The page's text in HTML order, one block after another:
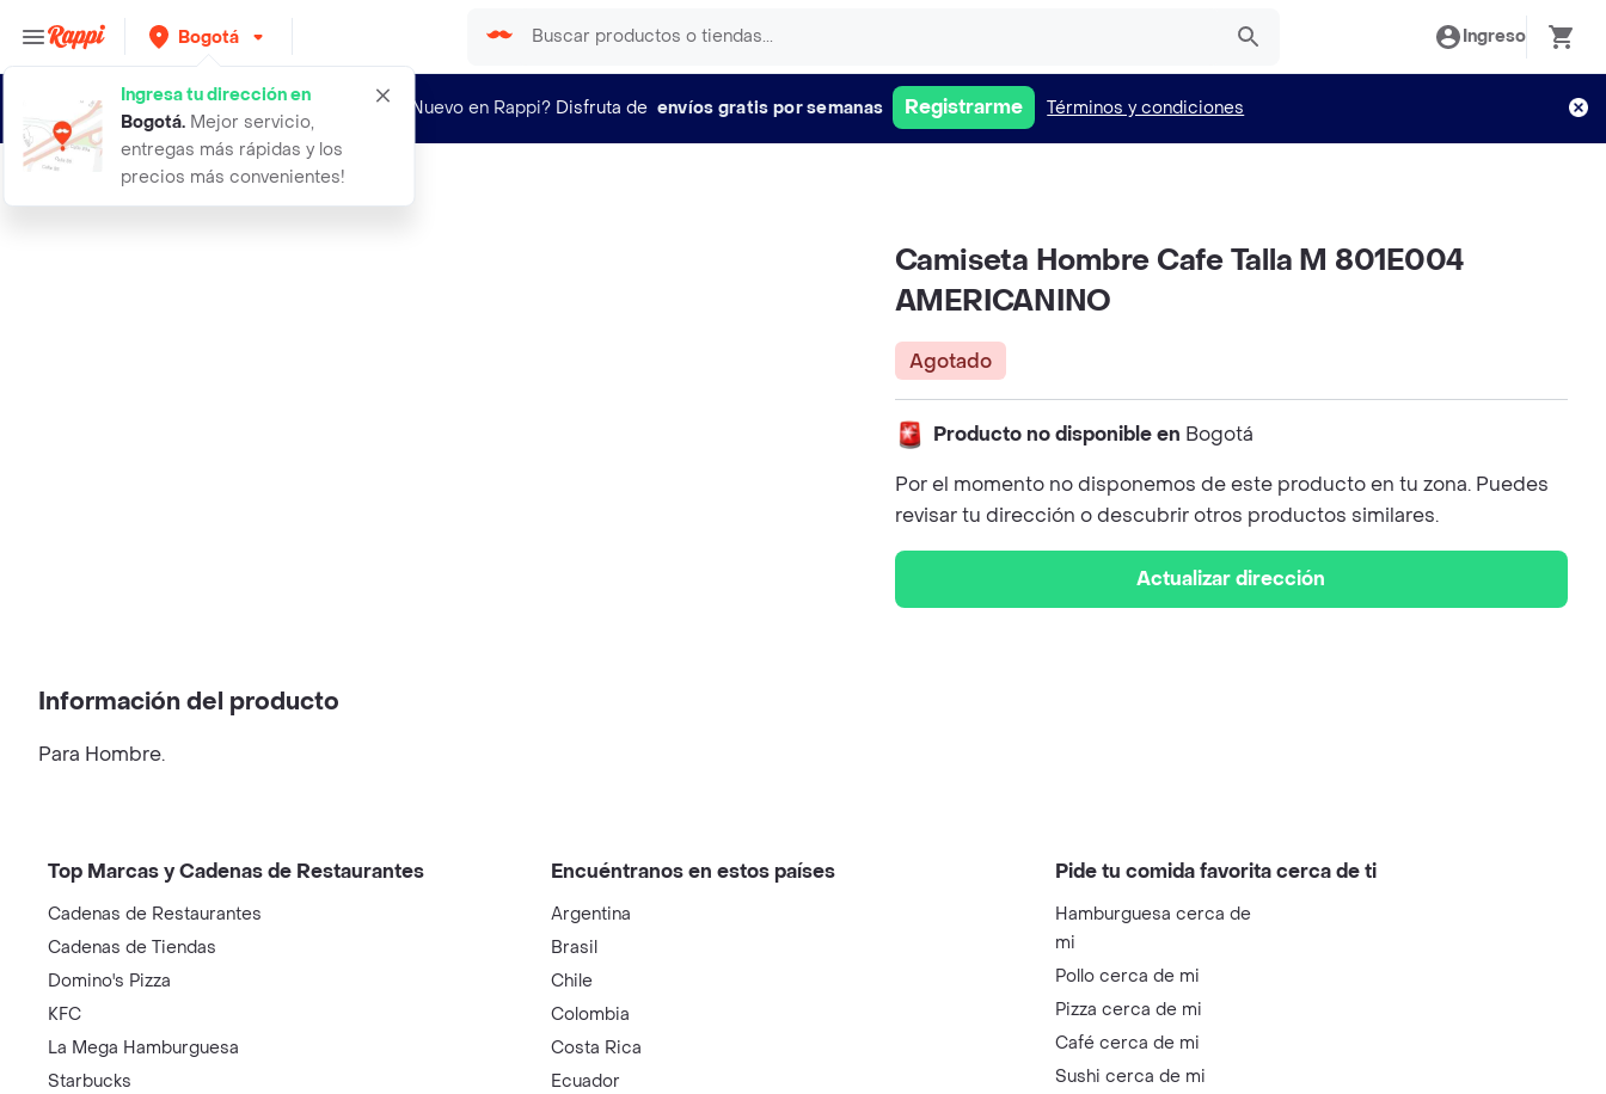
Bogotá
Ingresa tu dirección en
Bogotá. Mejor servicio,
entregas más rápidas y los
precios más convenientes!
Ingreso
¿Nuevo en Rappi? Disfruta de envíos gratis por semanas Registrarme Términos y condiciones
camiseta hombre cafe talla m 801e00
Camiseta Hombre Cafe Talla M 801E004
AMERICANINO
Agotado
Producto no disponible en Bogotá
Por el momento no disponemos de este producto en tu zona. Puedes
revisar tu dirección o descubrir otros productos similares.
Actualizar dirección
Información del producto
Para Hombre.
Top Marcas y Cadenas de Restaurantes
Cadenas de Restaurantes
Cadenas de Tiendas
Domino's Pizza
KFC
La Mega Hamburguesa
Starbucks
Encuéntranos en estos países
Argentina
Brasil
Chile
Colombia
Costa Rica
Ecuador
Pide tu comida favorita cerca de ti
Hamburguesa cerca de
mi
Pollo cerca de mi
Pizza cerca de mi
Café cerca de mi
Sushi cerca de mi